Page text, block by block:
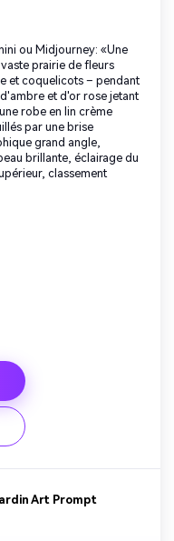
ou Midjourney: «Une
prairie de fleurs
et coquelicots – pendant
et d'or rose jetant
robe en lin crème
par une brise
grand angle,
brillante, éclairage du
classement
Art Prompt